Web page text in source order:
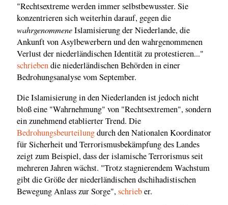
"Rechtsextreme werden immer selbstbewusster. Sie
konzentrieren sich weiterhin darauf, gegen die
wahrgenommeneIslamisierung der Niederlande, die
Ankunft von Asylbewerbern und den wahrgenommenen
Verlust der niederländischen Identität zu protestieren..."
schriebendie niederländischen Behörden in einer
Bedrohungsanalyse vom September.
Die Islamisierung in den Niederlanden ist jedoch nicht
bloß eine "Wahrnehmung" von "Rechtsextremen", sondern
ein zunehmend etablierter Trend. Die
Bedrohungsbeurteilungdurch den Nationalen Koordinator
für Sicherheit und Terrorismusbekämpfung des Landes
zeigt zum Beispiel, dass der islamische Terrorismus seit
mehreren Jahren wächst. "Trotz stagnierendem Wachstum
gibt die Größe der niederländischen dschihadistischen
Bewegung Anlass zur Sorge",schrieber.